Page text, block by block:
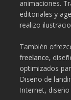
animaciones.
editoriales y
realizo
También
freelance,
optimizados
Diseño de
Internet,